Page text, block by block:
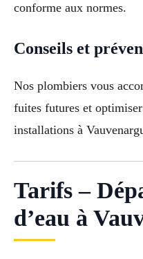
conforme aux normes.
Conseils et
Nos plombiers vous
fuites futures et
installations à
Tarifs –
d’eau à